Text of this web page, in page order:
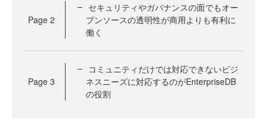
Page 2
セキュリティやガバナンスの面でもオー
プンソースの透明性が商用よりも有利に
働く
Page 3
コミュニティだけでは対応できないビジ
ネスニーズに対応するのがEnterpriseDB
の役割